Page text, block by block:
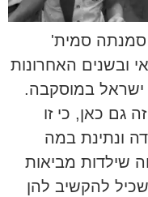
סמית'
ובשנים האחרונות
ישראל במוסקבה.
גם כאן, כי זו
ונתינת במה
שילדות מביאות
להקשיב להן